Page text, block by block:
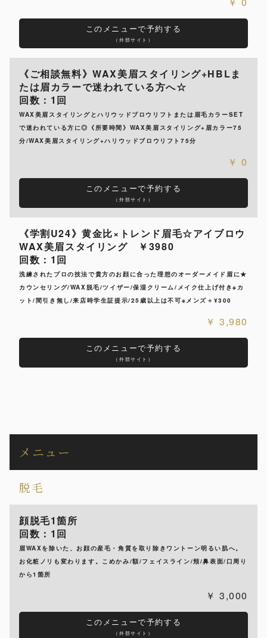
このメニューで予約する
（外部サイト）
《ご相談無料》WAX美眉スタイリング+HBLま
たは眉カラーで迷われている方へ☆
回数：1回
WAX美眉スタイリングとハリウッドブロウリフトまたは眉毛カラーSET
で迷われている方に◎《所要時間》WAX美眉スタイリング+眉カラー75
分/WAX美眉スタイリング+ハリウッドブロウリフト75分
0
このメニューで予約する
（外部サイト）
《学割U24》黄金比×トレンド眉毛☆アイブロウ
WAX美眉スタイリング ￥3980
回数：1回
洗練されたプロの技法で貴方のお顔に合った理想のオーダーメイド眉に★
カウンセリング/WAX脱毛/ツイザー/保湿クリーム/メイク仕上げ付き※カ
ット/間引き無し/来店時学生証提示/25歳以上は不可※メンズ＋¥300
3,980
このメニューで予約する
（外部サイト）
メニュー
脱毛
顔脱毛1箇所
回数：1回
眉WAXを除いた、お顔の産毛・角質を取り除きワントーン明るい肌へ。
お化粧ノリも変わります。こめかみ/額/フェイスライン/頬/鼻表面/口周り
から1箇所
3,000
このメニューで予約する
（外部サイト）